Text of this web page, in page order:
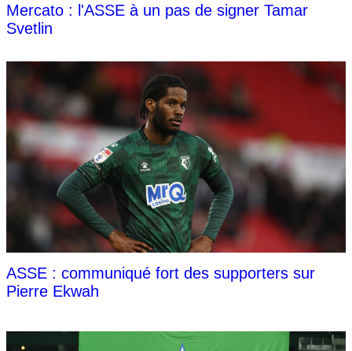
Mercato : l'ASSE à un pas de signer Tamar
Svetlin
ASSE : communiqué fort des supporters sur
Pierre Ekwah